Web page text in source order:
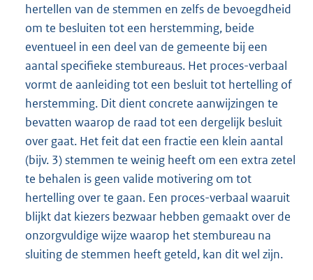
hertellen van de stemmen en zelfs de bevoegdheid
om te besluiten tot een herstemming, beide
eventueel in een deel van de gemeente bij een
aantal specifieke stembureaus. Het proces-verbaal
vormt de aanleiding tot een besluit tot hertelling of
herstemming. Dit dient concrete aanwijzingen te
bevatten waarop de raad tot een dergelijk besluit
over gaat. Het feit dat een fractie een klein aantal
(bijv. 3) stemmen te weinig heeft om een extra zetel
te behalen is geen valide motivering om tot
hertelling over te gaan. Een proces-verbaal waaruit
blijkt dat kiezers bezwaar hebben gemaakt over de
onzorgvuldige wijze waarop het stembureau na
sluiting de stemmen heeft geteld, kan dit wel zijn.